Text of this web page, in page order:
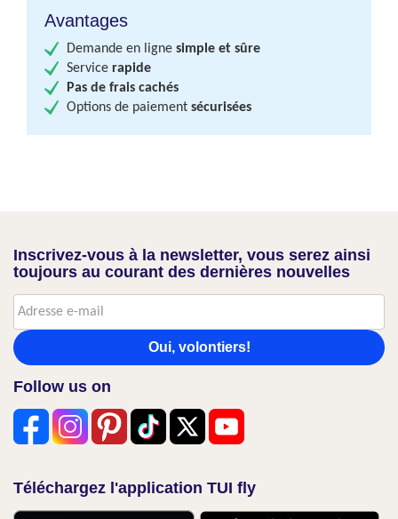
Avantages
Demande en ligne simple et sûre
Service rapide
Pas de frais cachés
Options de paiement sécurisées
Inscrivez-vous à la newsletter, vous serez ainsi
toujours au courant des dernières nouvelles
Oui, volontiers!
Follow us on
Téléchargez l'application TUI fly